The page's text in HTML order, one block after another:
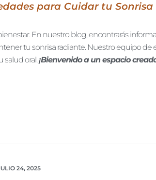
para Cuidar tu Sonrisa
En nuestro blog, encontrarás
tu sonrisa radiante. Nuestro equipo
salud oral.¡Bienvenido a un espacio
24, 2025